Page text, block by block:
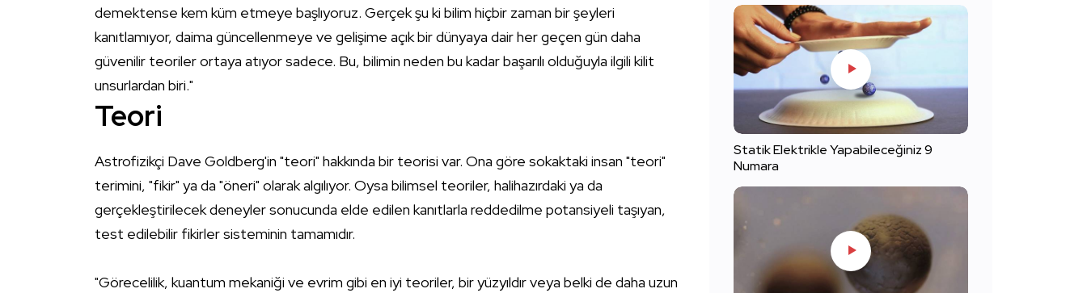
demektense kem küm etmeye başlıyoruz. Gerçek şu ki bilim hiçbir zaman bir şeyleri
kanıtlamıyor, daima güncellenmeye ve gelişime açık bir dünyaya dair her geçen gün daha
güvenilir teoriler ortaya atıyor sadece. Bu, bilimin neden bu kadar başarılı olduğuyla ilgili kilit
unsurlardan biri."
Teori
Astrofizikçi Dave Goldberg'in "teori" hakkında bir teorisi var. Ona göre sokaktaki insan "teori"
terimini, "fikir" ya da "öneri" olarak algılıyor. Oysa bilimsel teoriler, halihazırdaki ya da
gerçekleştirilecek deneyler sonucunda elde edilen kanıtlarla reddedilme potansiyeli taşıyan,
test edilebilir fikirler sisteminin tamamıdır.
"Görecelilik, kuantum mekaniği ve evrim gibi en iyi teoriler, bir yüzyıldır veya belki de daha uzun
Statik Elektrikle Yapabileceğiniz 9
Numara